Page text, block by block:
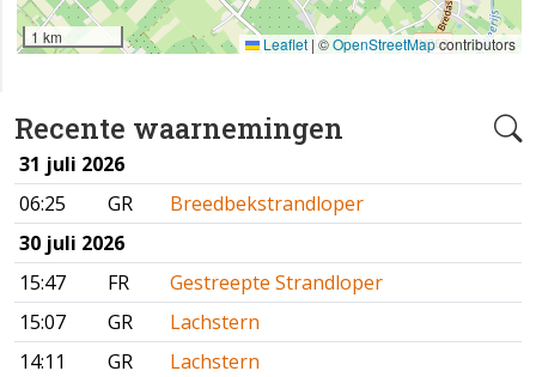
Recente waarnemingen
31 juli 2026
06:25
GR
Breedbekstrandloper
30 juli 2026
15:47
FR
Gestreepte Strandloper
15:07
GR
Lachstern
14:11
GR
Lachstern
1 km Leaflet | ©OpenStreetMapcontributors